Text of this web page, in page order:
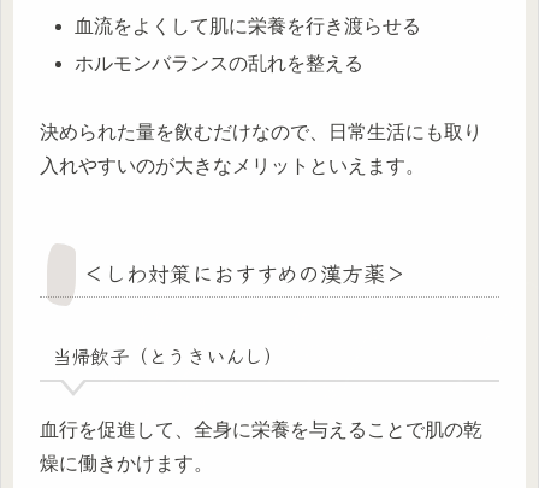
血流をよくして肌に栄養を行き渡らせる
ホルモンバランスの乱れを整える
決められた量を飲むだけなので、日常生活にも取り
入れやすいのが大きなメリットといえます。
＜しわ対策におすすめの漢方薬＞
当帰飲子（とうきいんし）
血行を促進して、全身に栄養を与えることで肌の乾
燥に働きかけます。